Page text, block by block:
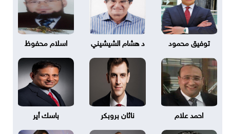
توفيق محمود د هشام الشيشيني اسلام محفوظ
احمد علام ناثان بروبكر باسك أير